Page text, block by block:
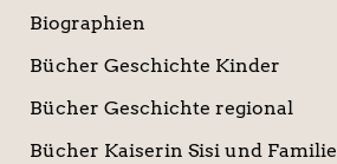
Biographien
Bücher Geschichte Kinder
Bücher Geschichte regional
Bücher Kaiserin Sisi und Familie